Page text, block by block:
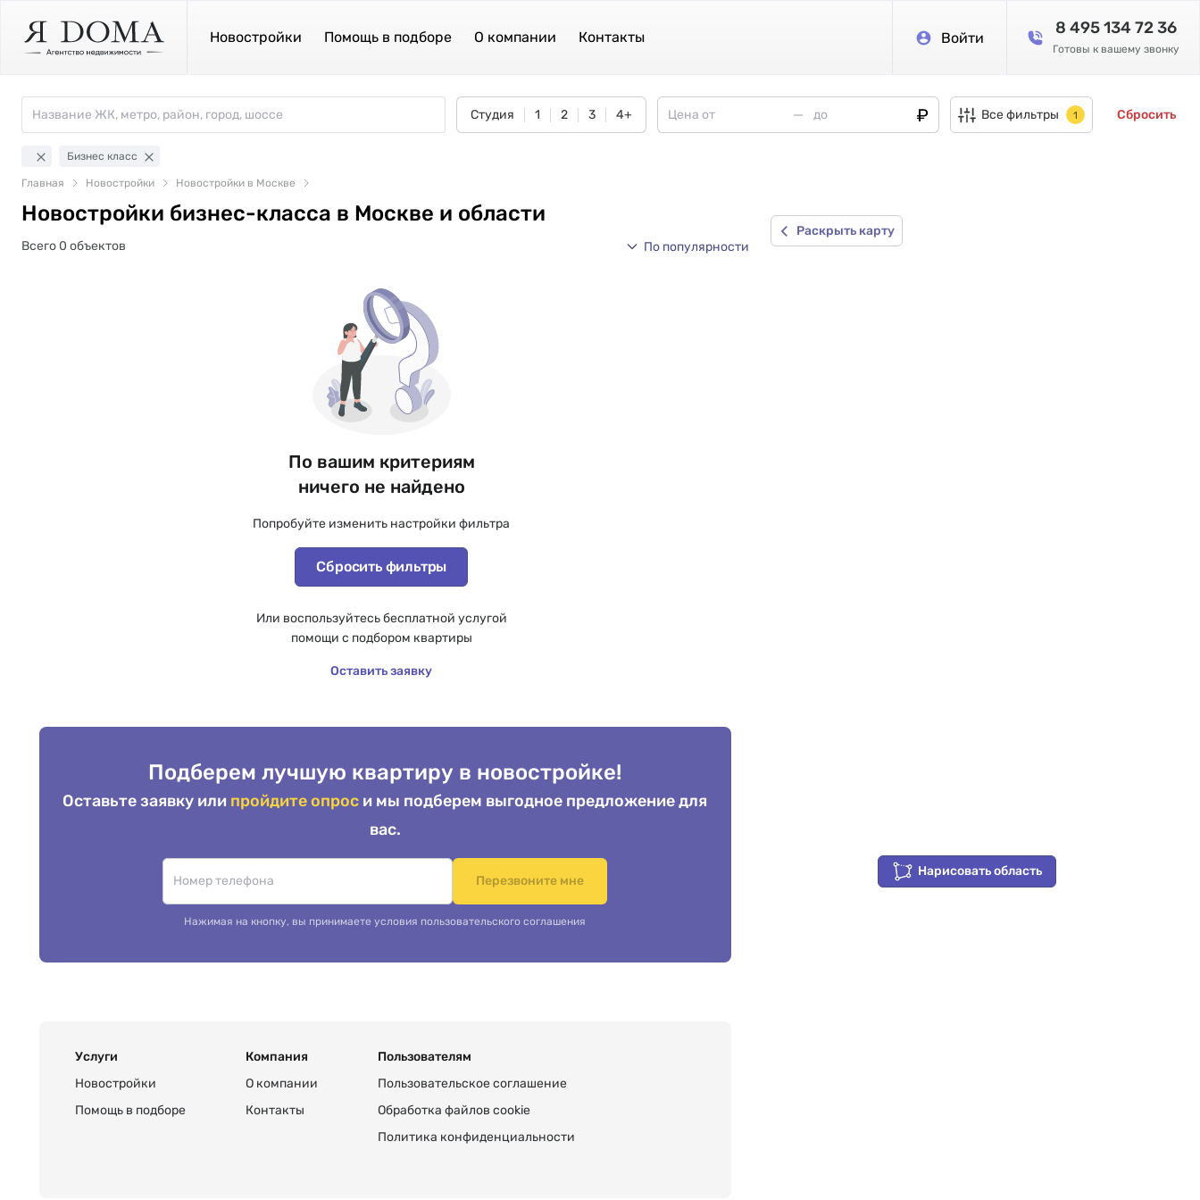
Новостройки Помощь в подборе О компании Контакты Войти
8 495 134 72 36
Готовы к вашему звонку
Студия 1 2 3 4+ Все фильтры 1 Сбросить
Бизнес класс
Главная Новостройки Новостройки в Москве
Нарисовать область
Раскрыть карту
Новостройки бизнес-класса в Москве и области
Всего 0 объектов По популярности
По вашим критериям
ничего не найдено
Попробуйте изменить настройки фильтра
Сбросить фильтры
Или воспользуйтесь бесплатной услугой
помощи с подбором квартиры
Оставить заявку
Подберем лучшую квартиру в новостройке!
Оставьте заявку или пройдите опрос и мы подберем выгодное предложение для
вас.
Перезвоните мне
Нажимая на кнопку, вы принимаете условия пользовательского соглашения
Услуги
Новостройки
Помощь в подборе
Компания
О компании
Контакты
Пользователям
Пользовательское соглашение
Обработка файлов cookie
Политика конфиденциальности